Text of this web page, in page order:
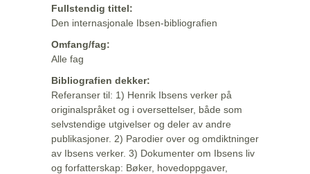
Fullstendig tittel:
Den internasjonale Ibsen-bibliografien
Omfang/fag:
Alle fag
Bibliografien dekker:
Referanser til: 1) Henrik Ibsens verker på
originalspråket og i oversettelser, både som
selvstendige utgivelser og deler av andre
publikasjoner. 2) Parodier over og omdiktninger
av Ibsens verker. 3) Dokumenter om Ibsens liv
og forfatterskap: Bøker, hovedoppgaver,